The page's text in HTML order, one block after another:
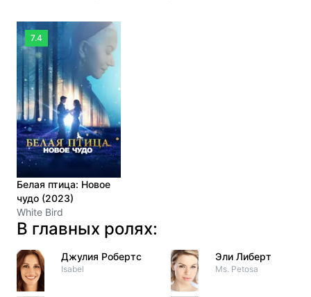
7.4
Белая птица: Новое
чудо (2023)
White Bird
В главных ролях:
Джулия Робертс
Isabel
Эли Либерт
Ms. Petosa